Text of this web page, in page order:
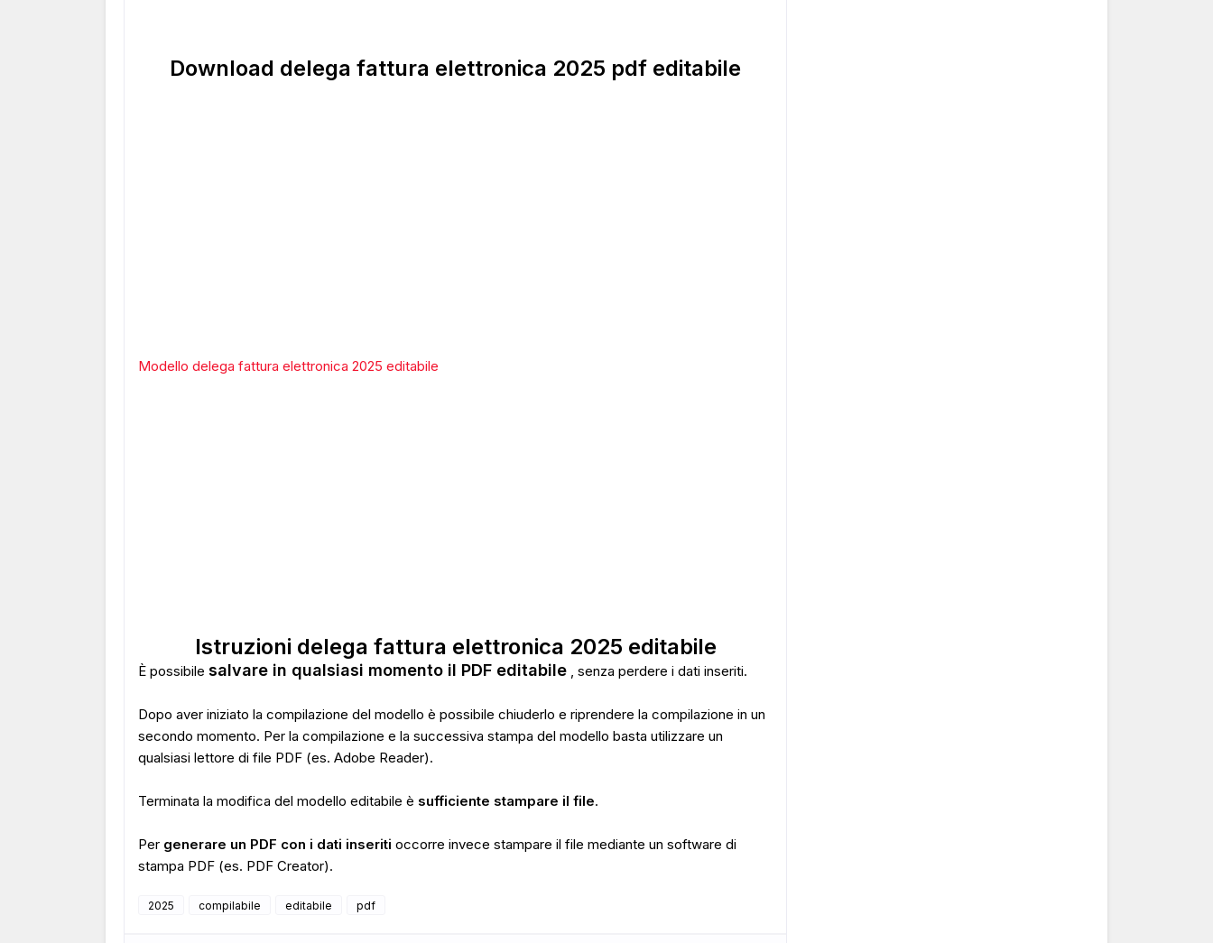
Download delega fattura elettronica 2025 pdf editabile
Modello delega fattura elettronica 2025 editabile
Istruzioni delega fattura elettronica 2025 editabile
È possibile salvare in qualsiasi momento il PDF editabile , senza perdere i dati inseriti.
Dopo aver iniziato la compilazione del modello è possibile chiuderlo e riprendere la compilazione in un
secondo momento. Per la compilazione e la successiva stampa del modello basta utilizzare un
qualsiasi lettore di file PDF (es. Adobe Reader).
Terminata la modifica del modello editabile è sufficiente stampare il file.
Per generare un PDF con i dati inseriti occorre invece stampare il file mediante un software di
stampa PDF (es. PDF Creator).
2025 compilabile editabile pdf